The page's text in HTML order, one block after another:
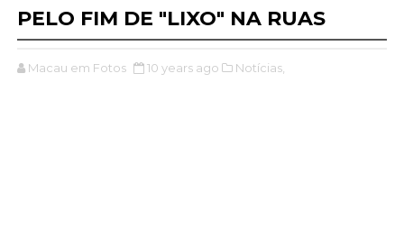
PELO FIM DE "LIXO" NA RUAS
Macau em Fotos 10 years ago Notícias,